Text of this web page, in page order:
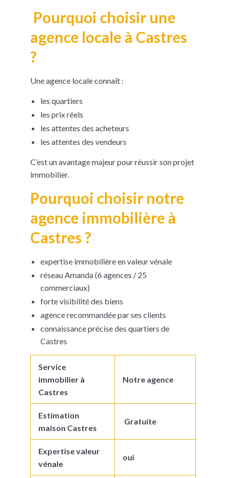
Pourquoi choisir une
agence locale à Castres
?
Une agence locale connaît :
les quartiers
les prix réels
les attentes des acheteurs
les attentes des vendeurs
C’est un avantage majeur pour réussir son projet
immobilier.
Pourquoi choisir notre
agence immobilière à
Castres ?
expertise immobilière en valeur vénale
réseau Amanda (6 agences / 25
commerciaux)
forte visibilité des biens
agence recommandée par ses clients
connaissance précise des quartiers de
Castres
Service
immobilier à
Castres
Notre agence
Estimation
maison Castres
Gratuite
Expertise valeur
vénale
oui